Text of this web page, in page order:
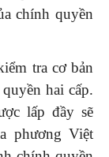
chính quyền
tra cơ bản
hai cấp.
lấp đầy sẽ
phương Việt